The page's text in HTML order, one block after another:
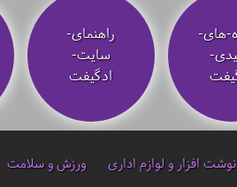
های-
راهنمای-
سایت-
ادگیفت
نوشت افزار و لوازم اداری ورزش و سلامت